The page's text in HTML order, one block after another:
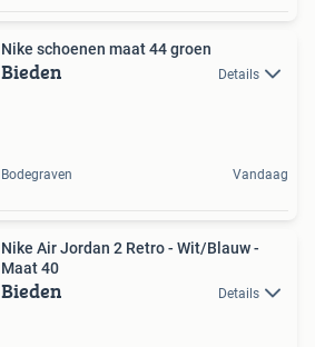
Nike schoenen maat 44 groen
Bieden Details
Bodegraven Vandaag
Nike Air Jordan 2 Retro - Wit/Blauw -
Maat 40
Bieden Details